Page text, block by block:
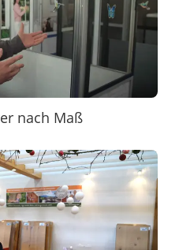
nach Maß